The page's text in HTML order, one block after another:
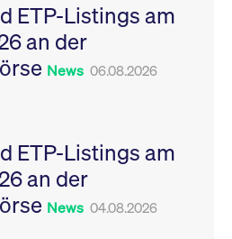
ETP-Listings am
an der
News 06.08.2026
ETP-Listings am
an der
News 04.08.2026
Sitzungen geehrt